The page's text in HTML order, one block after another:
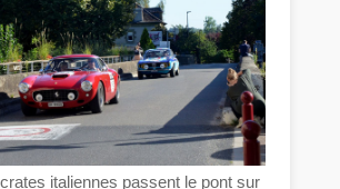
italiennes passent le pont sur